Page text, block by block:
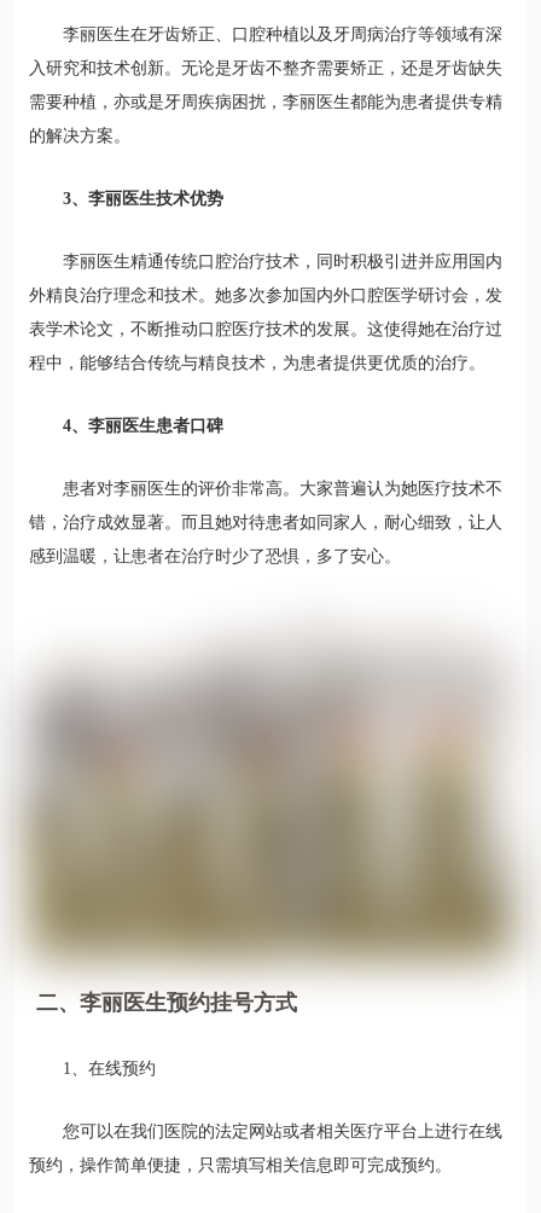
李丽医生在牙齿矫正、口腔种植以及牙周病治疗等领域有深
入研究和技术创新。无论是牙齿不整齐需要矫正，还是牙齿缺失
需要种植，亦或是牙周疾病困扰，李丽医生都能为患者提供专精
的解决方案。
3、李丽医生技术优势
李丽医生精通传统口腔治疗技术，同时积极引进并应用国内
外精良治疗理念和技术。她多次参加国内外口腔医学研讨会，发
表学术论文，不断推动口腔医疗技术的发展。这使得她在治疗过
程中，能够结合传统与精良技术，为患者提供更优质的治疗。
4、李丽医生患者口碑
患者对李丽医生的评价非常高。大家普遍认为她医疗技术不
错，治疗成效显著。而且她对待患者如同家人，耐心细致，让人
感到温暖，让患者在治疗时少了恐惧，多了安心。
二、李丽医生预约挂号方式
1、在线预约
您可以在我们医院的法定网站或者相关医疗平台上进行在线
预约，操作简单便捷，只需填写相关信息即可完成预约。